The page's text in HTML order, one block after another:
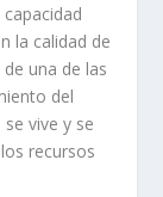
la calidad de
una de las
del
vive y se
recursos